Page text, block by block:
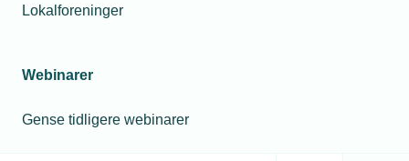
Lokalforeninger
Webinarer
Gense tidligere webinarer